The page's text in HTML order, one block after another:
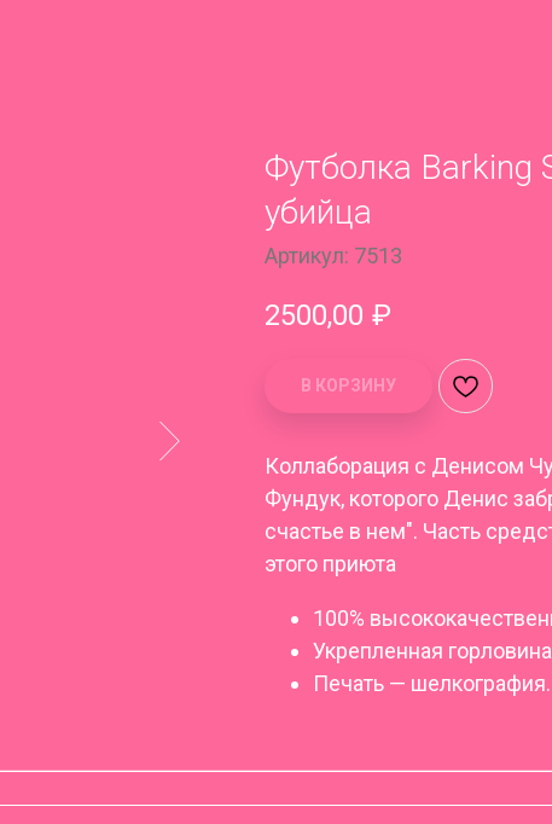
Футболка
убийца
Артикул: 7513
2500,00 ₽
В КОРЗИНУ
Коллаборация с Денисом
Фундук, которого Денис
счастье в нем". Часть
этого приюта
100%
Укрепленная горловина
Печать — шелкография.